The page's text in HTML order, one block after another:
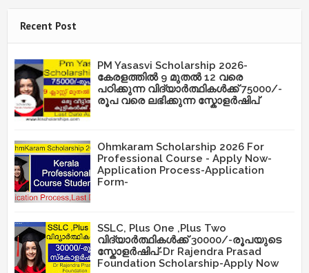
Recent Post
PM Yasasvi Scholarship 2026-
കേരളത്തിൽ 9 മുതൽ 12 വരെ
പഠിക്കുന്ന വിദ്യാർത്ഥികൾക്ക് 75000/-
രൂപ വരെ ലഭിക്കുന്ന സ്കോളർഷിപ്
Ohmkaram Scholarship 2026 For
Professional Course - Apply Now-
Application Process-Application
Form-
SSLC, Plus One ,Plus Two
വിദ്യാർത്ഥികൾക്ക് 30000/-രൂപയുടെ
സ്കോളർഷിപ്-Dr Rajendra Prasad
Foundation Scholarship-Apply Now